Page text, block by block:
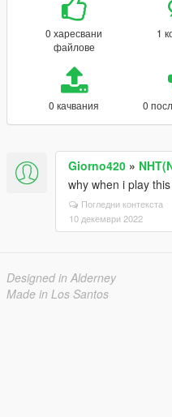
0 харесвани
файлове
1
0 качвания 0
Giorno420 »
why when i play
Погледни контекста
10 декември 2022
Designed in Alderney
Made in Los Santos